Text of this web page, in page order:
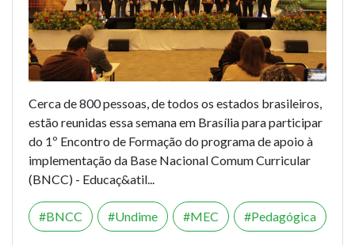
Cerca de 800 pessoas, de todos os estados brasileiros,
estão reunidas essa semana em Brasília para participar
do 1º Encontro de Formação do programa de apoio à
implementação da Base Nacional Comum Curricular
(BNCC) - Educaç&atil...
BNCC Undime MEC Pedagógica